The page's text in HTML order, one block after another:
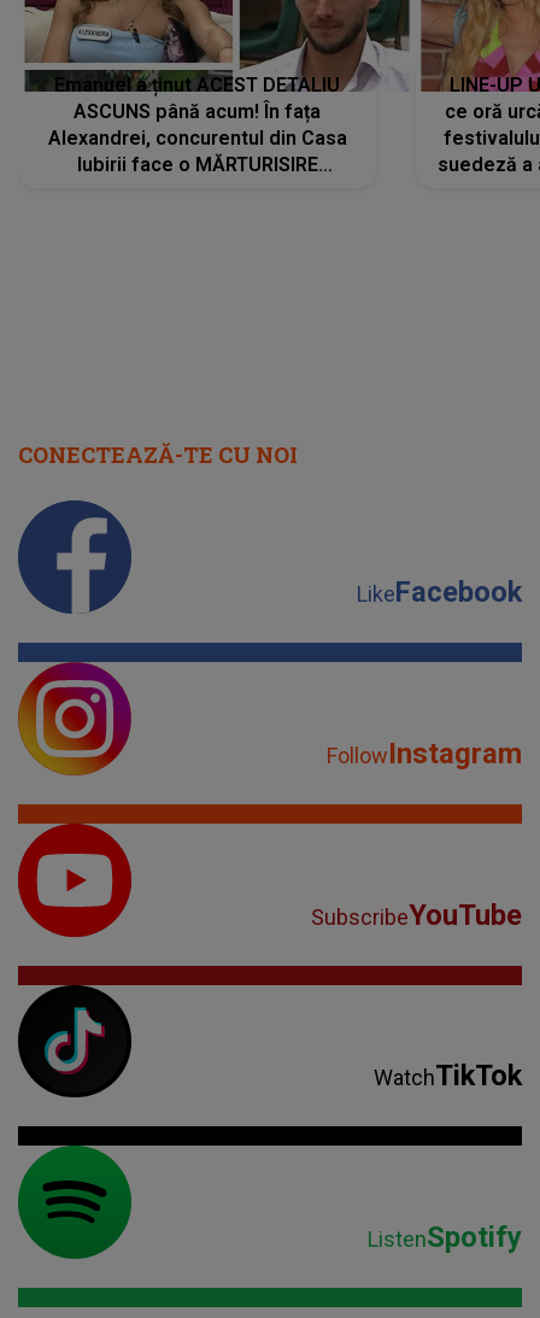
Emanuel a ținut ACEST DETALIU
ASCUNS până acum! În fața
Alexandrei, concurentul din Casa
Iubirii face o MĂRTURISIRE
LINE-UP
ce oră
suedeză a
CONECTEAZĂ-TE CU NOI
LikeFacebook
FollowInstagram
SubscribeYouTube
WatchTikTok
ListenSpotify